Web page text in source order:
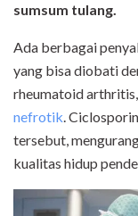
sumsum tulang.
Ada berbagai
yang bisa diobati
rheumatoid arthritis,
nefrotik.
tersebut,
kualitas hidup